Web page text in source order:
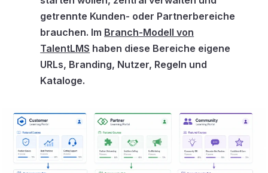
getrennte Kunden- oder Partnerbereiche
brauchen. Im Branch-Modell von
TalentLMS haben diese Bereiche eigene
URLs, Branding, Nutzer, Regeln und
Kataloge.